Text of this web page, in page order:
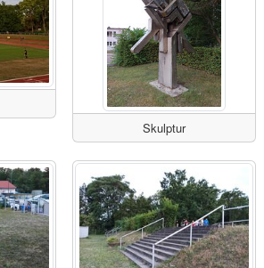
Skulptur